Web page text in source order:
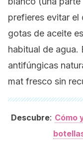
prefieres evitar el
gotas de aceite
habitual de agua.
antifúngicas
mat fresco sin
Descubre: Cómo